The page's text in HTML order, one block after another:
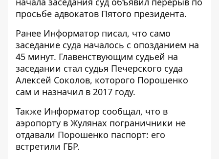
просьбе адвокатов Пятого президента.
Ранее Информатор писал, что само
заседание суда началось с опозданием на
45 минут. Главенствующим судьей на
заседании стал судья Печерского суда
Алексей Соколов, которого Порошенко
сам и назначил в 2017 году.
Также Информатор сообщал, что в
аэропорту в Жулянах пограничники не
отдавали Порошенко паспорт: его
встретили ГБР.